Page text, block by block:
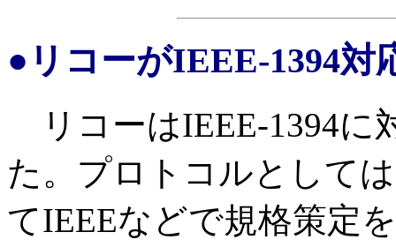
●リコーがIEEE-1394対
リコーはIEEE-1394に
た。プロトコルとして
てIEEEなどで規格策定